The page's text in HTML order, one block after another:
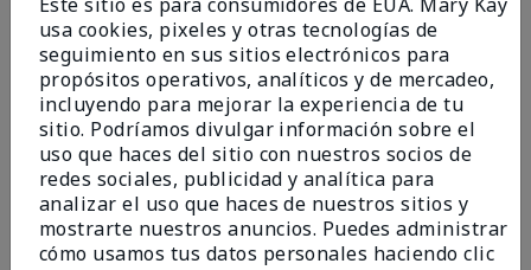
ConclusiónSí, recomendaría a un amigo
¿Le ha resultado útil esta
opinión?
8 1
Marcar esta opinión
usa cookies, pixeles y otras tecnologías de
seguimiento en sus sitios electrónicos para
propósitos operativos, analíticos y de mercadeo,
incluyendo para mejorar la experiencia de tu
sitio. Podríamos divulgar información sobre el
uso que haces del sitio con nuestros socios de
redes sociales, publicidad y analítica para
analizar el uso que haces de nuestros sitios y
mostrarte nuestros anuncios. Puedes administrar
cómo usamos tus datos personales haciendo clic